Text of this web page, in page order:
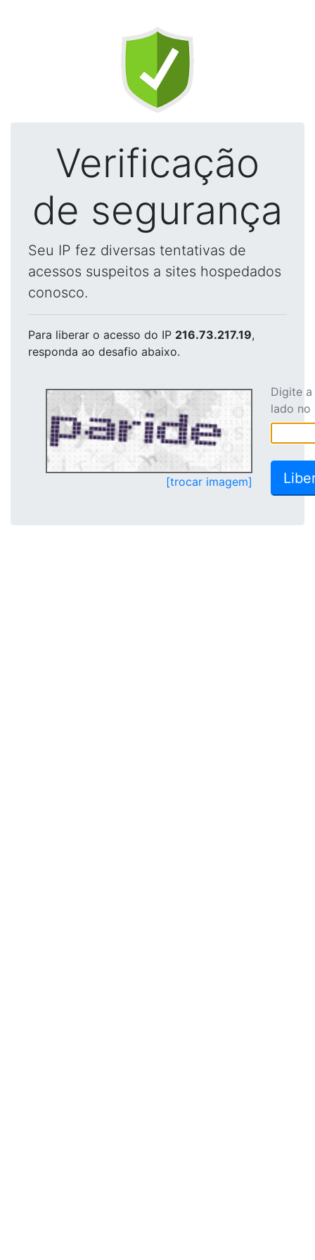
Verificação
de segurança
Seu IP fez diversas tentativas de
acessos suspeitos a sites hospedados
conosco.
Para liberar o acesso do IP 216.73.217.19,
responda ao desafio abaixo.
[trocar imagem]
Digite
lado no